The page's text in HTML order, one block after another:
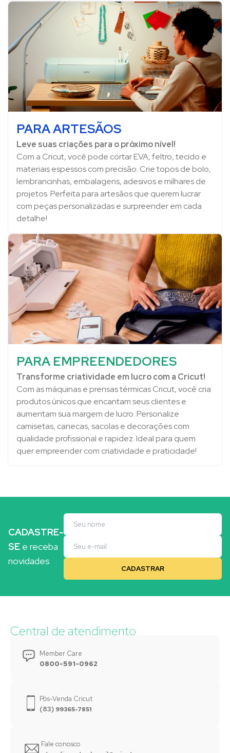
PARA ARTESÃOS
Leve suas criações para o próximo nível!
Com a Cricut, você pode cortar EVA, feltro, tecido e
materiais espessos com precisão. Crie topos de bolo,
lembrancinhas, embalagens, adesivos e milhares de
projetos. Perfeita para artesãos que querem lucrar
com peças personalizadas e surpreender em cada
detalhe!
PARA EMPREENDEDORES
Transforme criatividade em lucro com a Cricut!
Com as máquinas e prensas térmicas Cricut, você cria
produtos únicos que encantam seus clientes e
aumentam sua margem de lucro. Personalize
camisetas, canecas, sacolas e decorações com
qualidade profissional e rapidez. Ideal para quem
quer empreender com criatividade e praticidade!
CADASTRE-
SE e receba
novidades
Central de atendimento
Member Care
0800-591-0962
Pós-Venda Cricut
(83) 99365-7851
Fale conosco